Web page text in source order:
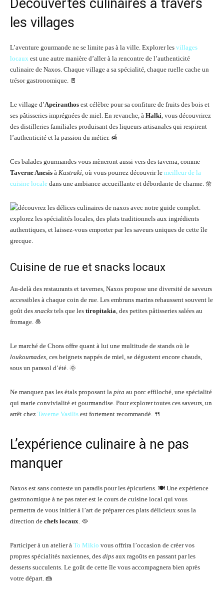
Découvertes culinaires à travers
les villages
L’aventure gourmande ne se limite pas à la ville. Explorer les villages
locaux est une autre manière d’aller à la rencontre de l’authenticité
culinaire de Naxos. Chaque village a sa spécialité, chaque ruelle cache un
trésor gastronomique. 🚪
Le village d’Apeiranthos est célèbre pour sa confiture de fruits des bois et
ses pâtisseries imprégnées de miel. En revanche, à Halki, vous découvrirez
des distilleries familiales produisant des liqueurs artisanales qui respirent
l’authenticité et la passion du métier. 🍯
Ces balades gourmandes vous mèneront aussi vers des taverna, comme
Taverne Anesis à Kastraki, où vous pourrez découvrir le meilleur de la
cuisine locale dans une ambiance accueillante et débordante de charme. 🌼
Cuisine de rue et snacks locaux
Au-delà des restaurants et tavernes, Naxos propose une diversité de saveurs
accessibles à chaque coin de rue. Les embruns marins rehaussent souvent le
goût des snacks tels que les tiropitakia, des petites pâtisseries salées au
fromage. 🧆
Le marché de Chora offre quant à lui une multitude de stands où le
loukoumades, ces beignets nappés de miel, se dégustent encore chauds,
sous un parasol d’été. 🌞
Ne manquez pas les étals proposant la pita au porc effiloché, une spécialité
qui marie convivialité et gourmandise. Pour explorer toutes ces saveurs, un
arrêt chez Taverne Vasilis est fortement recommandé. 🍴
L’expérience culinaire à ne pas
manquer
Naxos est sans conteste un paradis pour les épicuriens. 🍽️ Une expérience
gastronomique à ne pas rater est le cours de cuisine local qui vous
permettra de vous initier à l’art de préparer ces plats délicieux sous la
direction de chefs locaux. 🥘
Participer à un atelier à To Mikio vous offrira l’occasion de créer vos
propres spécialités naxiennes, des dips aux ragoûts en passant par les
desserts succulents. Le goût de cette île vous accompagnera bien après
votre départ. 🍰